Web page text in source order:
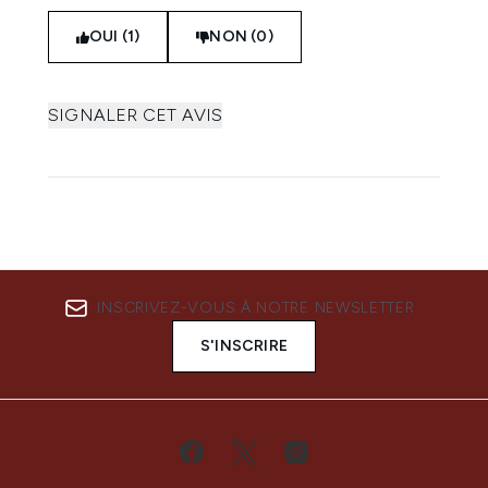
OUI (1) NON (0)
SIGNALER CET AVIS
INSCRIVEZ-VOUS À NOTRE NEWSLETTER
S'INSCRIRE